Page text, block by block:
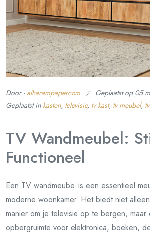
Door - alharampapercom Geplaatst op 05
Geplaatst in kasten, televisie, tv kast, tv meubel,
TV Wandmeubel:
Functioneel
Een TV wandmeubel is een essentieel
moderne woonkamer. Het biedt niet
manier om je televisie op te bergen, maar
opbergruimte voor elektronica, boeken,